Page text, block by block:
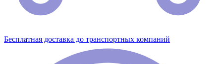
Бесплатная доставка до транспортных компаний